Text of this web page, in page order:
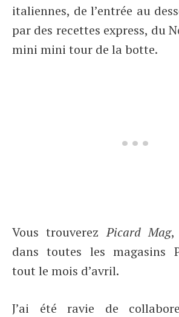
italiennes, de l’entrée au
par des recettes express, du
mini mini tour de la botte.
Vous trouverezPicard Mag,
dans toutes les magasins
tout le mois d’avril.
J’ai été ravie de